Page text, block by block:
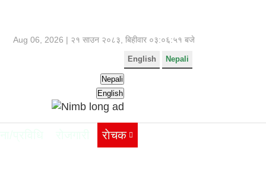
Aug 06, 2026 | २१ साउन २०८३, बिहीवार ०३:०६:५१ बजे
Nepali
English
Nepali
English
राेचक